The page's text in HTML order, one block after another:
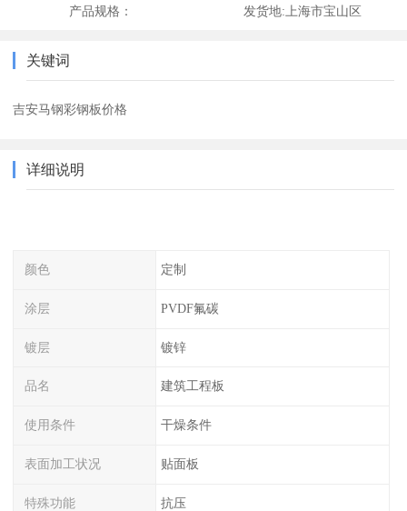
产品规格： 发货地: 上海市宝山区
关键词
吉安马钢彩钢板价格
详细说明
颜色 定制
涂层 PVDF氟碳
镀层 镀锌
品名 建筑工程板
使用条件 干燥条件
表面加工状况 贴面板
特殊功能 抗压